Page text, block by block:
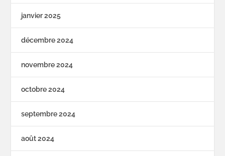
janvier 2025
décembre 2024
novembre 2024
octobre 2024
septembre 2024
août 2024